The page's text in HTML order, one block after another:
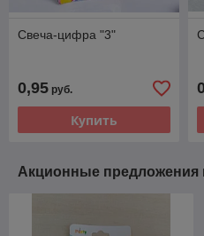
Свеча-цифра "3"
0,95 руб.
Купить
Акционные предложения